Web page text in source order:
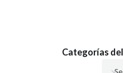
Categorías